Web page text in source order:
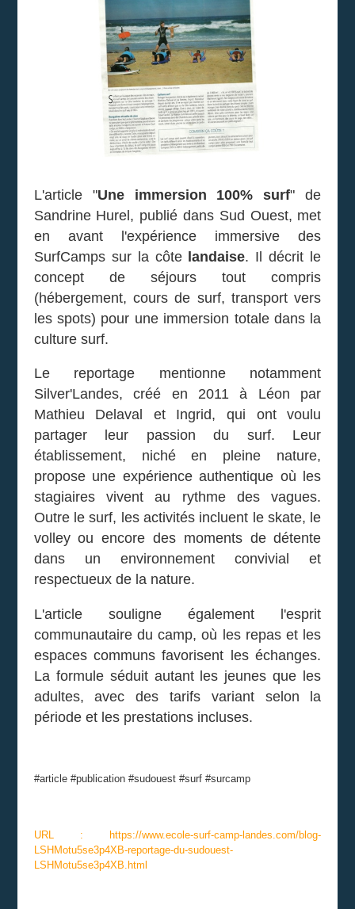
L'article "Une immersion 100% surf" de
Sandrine Hurel, publié dans Sud Ouest, met
en avant l'expérience immersive des
SurfCamps sur la côte landaise. Il décrit le
concept de séjours tout compris
(hébergement, cours de surf, transport vers
les spots) pour une immersion totale dans la
culture surf.
Le reportage mentionne notamment
Silver'Landes, créé en 2011 à Léon par
Mathieu Delaval et Ingrid, qui ont voulu
partager leur passion du surf. Leur
établissement, niché en pleine nature,
propose une expérience authentique où les
stagiaires vivent au rythme des vagues.
Outre le surf, les activités incluent le skate, le
volley ou encore des moments de détente
dans un environnement convivial et
respectueux de la nature.
L'article souligne également l'esprit
communautaire du camp, où les repas et les
espaces communs favorisent les échanges.
La formule séduit autant les jeunes que les
adultes, avec des tarifs variant selon la
période et les prestations incluses.
#article #publication #sudouest #surf #surcamp
URL : https://www.ecole-surf-camp-landes.com/blog-
LSHMotu5se3p4XB-reportage-du-sudouest-
LSHMotu5se3p4XB.html